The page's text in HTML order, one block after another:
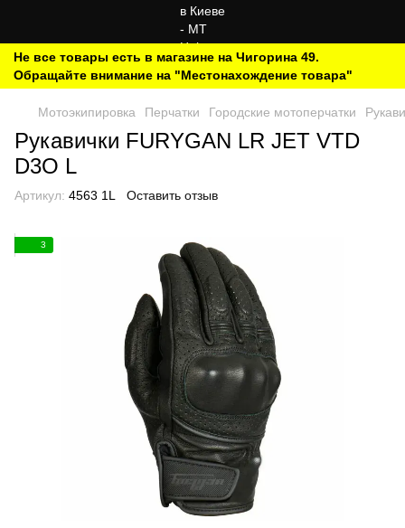
Не все товары есть в магазине на Чигорина 49.
Обращайте внимание на "Местонахождение товара"
Мотоэкипировка Перчатки Городские мотоперчатки
Рукавички FURYGAN LR JET VTD
D3O L
Артикул: 4563 1L Оставить отзыв
3